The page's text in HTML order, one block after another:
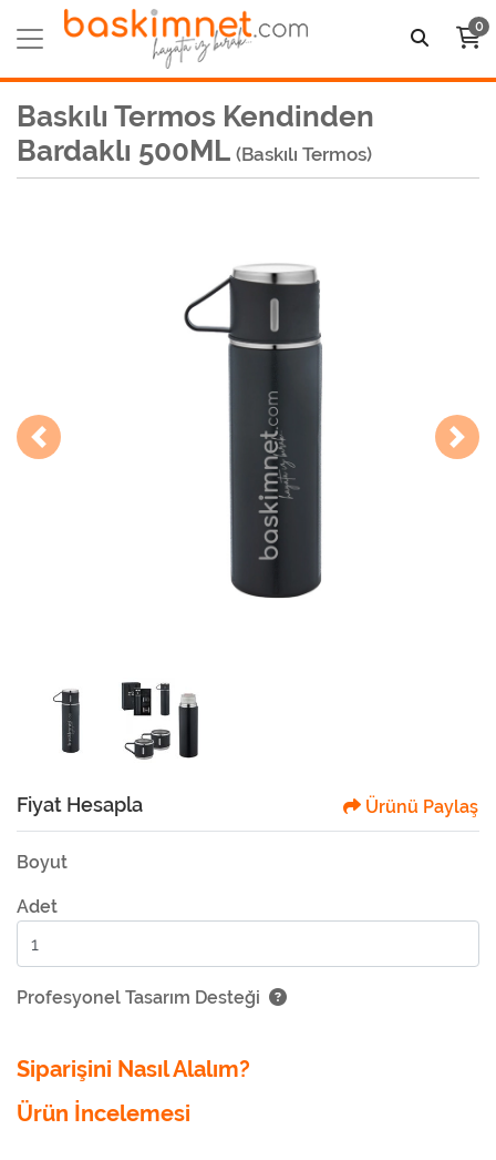
0
Baskılı Termos Kendinden
Bardaklı 500ML (Baskılı Termos)
Fiyat Hesapla Ürünü Paylaş
Boyut
Adet
Profesyonel Tasarım Desteği
Siparişini Nasıl Alalım?
Ürün İncelemesi